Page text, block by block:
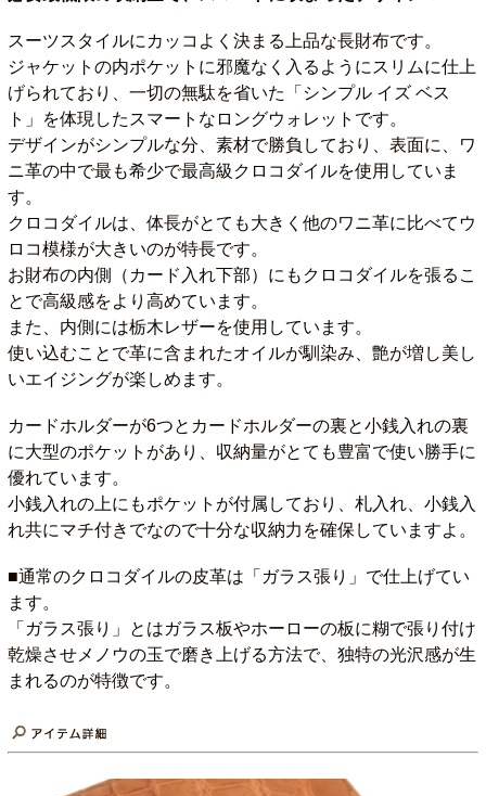
スーツスタイルにカッコよく決まる上品な長財布です。
ジャケットの内ポケットに邪魔なく入るようにスリムに仕上
げられており、一切の無駄を省いた「シンプル イズ ベス
ト」を体現したスマートなロングウォレットです。
デザインがシンプルな分、素材で勝負しており、表面に、ワ
ニ革の中で最も希少で最高級クロコダイルを使用していま
す。
クロコダイルは、体長がとても大きく他のワニ革に比べてウ
ロコ模様が大きいのが特長です。
お財布の内側（カード入れ下部）にもクロコダイルを張るこ
とで高級感をより高めています。
また、内側には栃木レザーを使用しています。
使い込むことで革に含まれたオイルが馴染み、艶が増し美し
いエイジングが楽しめます。
カードホルダーが6つとカードホルダーの裏と小銭入れの裏
に大型のポケットがあり、収納量がとても豊富で使い勝手に
優れています。
小銭入れの上にもポケットが付属しており、札入れ、小銭入
れ共にマチ付きでなので十分な収納力を確保していますよ。
■通常のクロコダイルの皮革は「ガラス張り」で仕上げてい
ます。
「ガラス張り」とはガラス板やホーローの板に糊で張り付け
乾燥させメノウの玉で磨き上げる方法で、独特の光沢感が生
まれるのが特徴です。